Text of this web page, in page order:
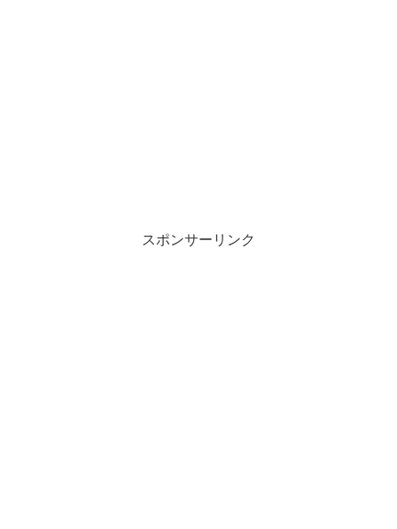
スポンサーリンク